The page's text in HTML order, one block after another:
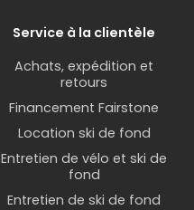
Service à la clientèle
Achats, expédition et
retours
Financement Fairstone
Location ski de fond
Entretien de vélo et ski de
fond
Entretien de ski de fond